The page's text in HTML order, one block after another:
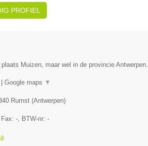
PROFIEL
Muizen, maar wel in de provincie Antwerpen.
Google maps ▼
Rumst(Antwerpen)
-, BTW-nr: -